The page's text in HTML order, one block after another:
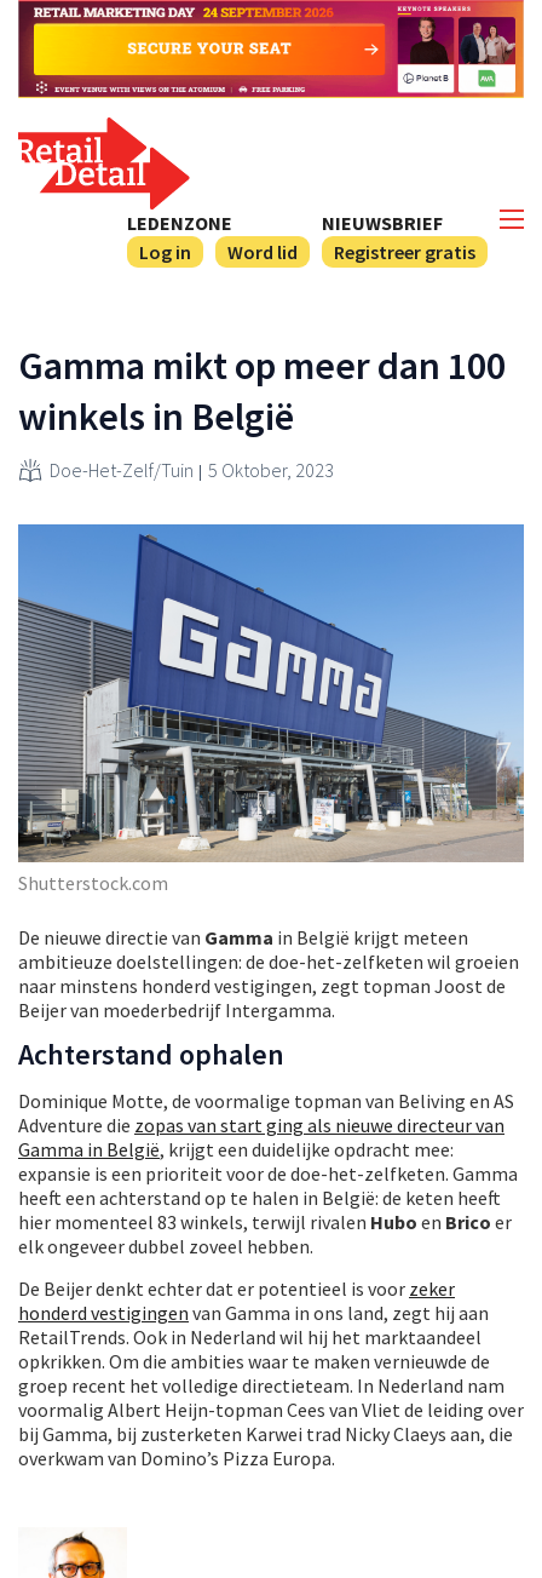
NIEUWSBRIEF
Registreer gratis
LEDENZONE
Log in
Word lid
Gamma mikt op meer dan 100
winkels in België
Doe-Het-Zelf/Tuin 5 Oktober, 2023
Shutterstock.com
De nieuwe directie van Gamma in België krijgt meteen
ambitieuze doelstellingen: de doe-het-zelfketen wil groeien
naar minstens honderd vestigingen, zegt topman Joost de
Beijer van moederbedrijf Intergamma.
Achterstand ophalen
Dominique Motte, de voormalige topman van Beliving en AS
Adventure die zopas van start ging als nieuwe directeur van
Gamma in België, krijgt een duidelijke opdracht mee:
expansie is een prioriteit voor de doe-het-zelfketen. Gamma
heeft een achterstand op te halen in België: de keten heeft
hier momenteel 83 winkels, terwijl rivalen Hubo en Brico er
elk ongeveer dubbel zoveel hebben.
De Beijer denkt echter dat er potentieel is voor zeker
honderd vestigingen van Gamma in ons land, zegt hij aan
RetailTrends. Ook in Nederland wil hij het marktaandeel
opkrikken. Om die ambities waar te maken vernieuwde de
groep recent het volledige directieteam. In Nederland nam
voormalig Albert Heijn-topman Cees van Vliet de leiding over
bij Gamma, bij zusterketen Karwei trad Nicky Claeys aan, die
overkwam van Domino’s Pizza Europa.